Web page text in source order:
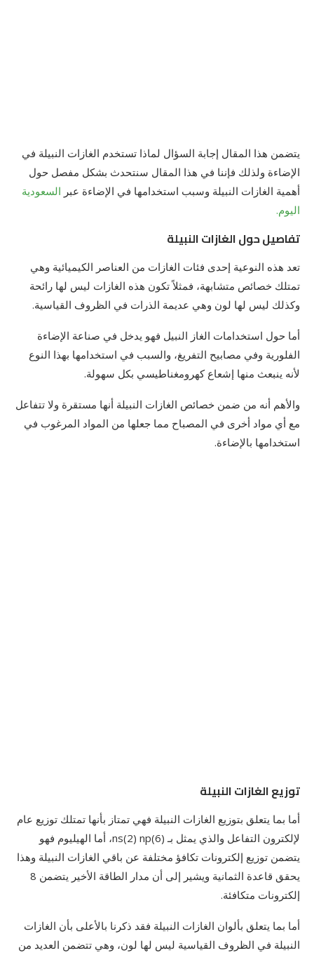
يتضمن هذا المقال إجابة السؤال لماذا تستخدم الغازات النبيلة في
الإضاءة ولذلك فإننا في هذا المقال سنتحدث بشكل مفصل حول
أهمية الغازات النبيلة وسبب استخدامها في الإضاءة عبر السعودية
اليوم.
تفاصيل حول الغازات النبيلة
تعد هذه النوعية إحدى فئات الغازات من العناصر الكيميائية وهي
تمتلك خصائص متشابهة، فمثلاً تكون هذه الغازات ليس لها رائحة
وكذلك ليس لها لون وهي عديمة الذرات في الظروف القياسية.
أما حول استخدامات الغاز النبيل فهو يدخل في صناعة الإضاءة
الفلورية وفي مصابيح التفريغ، والسبب في استخدامها بهذا النوع
لأنه ينبعث منها إشعاع كهرومغناطيسي بكل سهولة.
والأهم أنه من ضمن خصائص الغازات النبيلة أنها مستقرة ولا تتفاعل
مع أي مواد أخرى في المصباح مما جعلها من المواد المرغوب في
استخدامها بالإضاءة.
توزيع الغازات النبيلة
أما بما يتعلق بتوزيع الغازات النبيلة فهي تمتاز بأنها تمتلك توزيع عام
لإلكترون التفاعل والذي يمثل بـ ns(2) np(6)، أما الهيليوم فهو
يتضمن توزيع إلكترونات تكافؤ مختلفة عن باقي الغازات النبيلة وهذا
يحقق قاعدة الثمانية ويشير إلى أن مدار الطاقة الأخير يتضمن 8
إلكترونات متكافئة.
أما بما يتعلق بألوان الغازات النبيلة فقد ذكرنا بالأعلى بأن الغازات
النبيلة في الظروف القياسية ليس لها لون، وهي تتضمن العديد من